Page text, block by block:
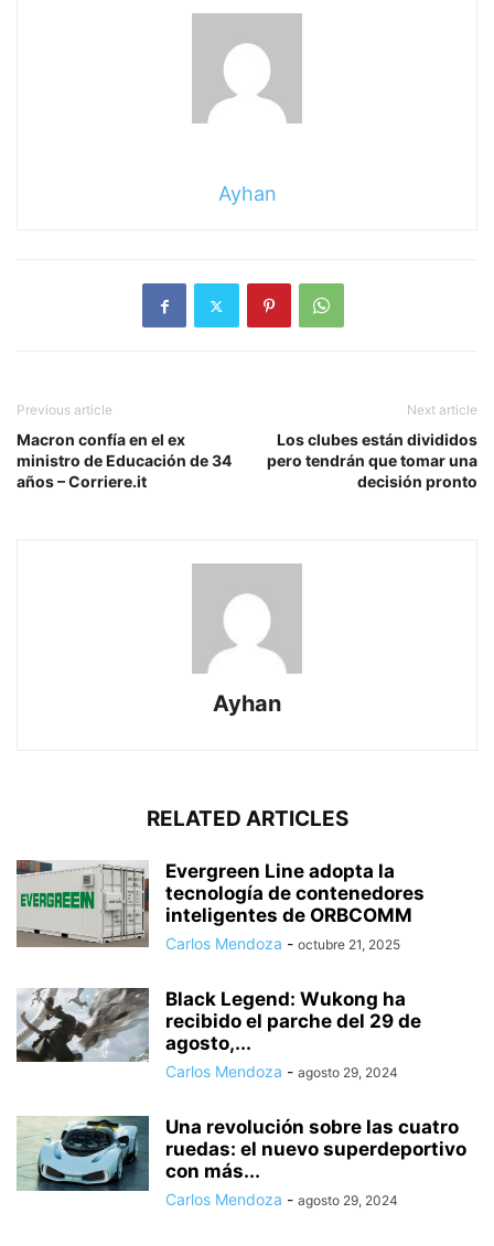
Ayhan
Previous article
Macron confía en el ex
ministro de Educación de 34
años – Corriere.it
Next article
Los clubes están divididos
pero tendrán que tomar una
decisión pronto
Ayhan
RELATED ARTICLES
Evergreen Line adopta la
tecnología de contenedores
inteligentes de ORBCOMM
Carlos Mendoza - octubre 21, 2025
Black Legend: Wukong ha
recibido el parche del 29 de
agosto,...
Carlos Mendoza - agosto 29, 2024
Una revolución sobre las cuatro
ruedas: el nuevo superdeportivo
con más...
Carlos Mendoza - agosto 29, 2024